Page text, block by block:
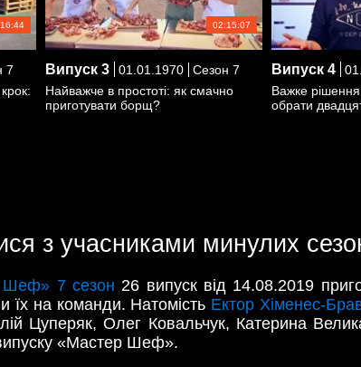
7
02:15:07
Випуск 3 01.01.1970
Сезон 7
Найважче в простоті: як смачно
приготувати борщ?
Випуск 4
Важке
обрати
з учасниками минулих
Шеф» 7 сезон 26 випуск від 14.08.2019
їх на команди. Натомість Ектор Хіменес-
Цуперяк, Олег Ковальчук, Катерина
випуску «Мастер Шеф».